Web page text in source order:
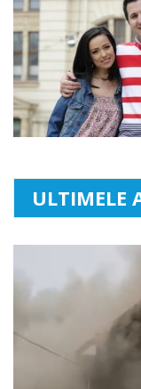
ULTIMELE